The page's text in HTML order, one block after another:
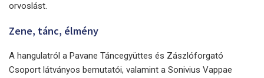
orvoslást.
Zene, tánc, élmény
A hangulatról a Pavane Táncegyüttes és Zászlóforgató
Csoport látványos bemutatói, valamint a Sonivius Vappae